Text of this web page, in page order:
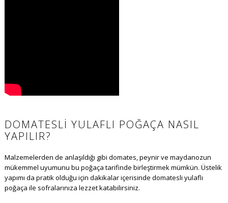
DOMATESLI YULAFLI POĞAÇA NASIL
YAPILIR?
Malzemelerden de anlaşıldığı gibi domates, peynir ve maydanozun
mükemmel uyumunu bu poğaça tarifinde birleştirmek mümkün. Üstelik
yapımı da pratik olduğu için dakikalar içerisinde domatesli yulaflı
poğaça ile sofralarınıza lezzet katabilirsiniz.